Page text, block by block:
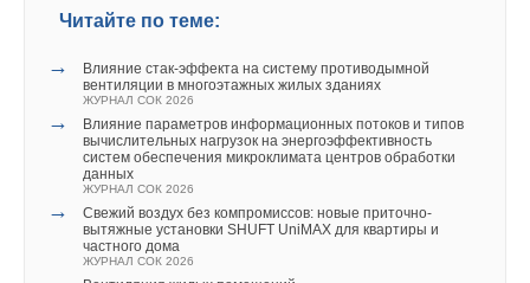
Читайте по теме:
→
Влияние стак‑эффекта на систему противодымной
вентиляции в многоэтажных жилых зданиях
ЖУРНАЛ СОК 2026
→
Влияние параметров информационных потоков и типов
вычислительных нагрузок на энергоэффективность
систем обеспечения микроклимата центров обработки
данных
ЖУРНАЛ СОК 2026
→
Свежий воздух без компромиссов: новые приточно-
вытяжные установки SHUFT UniMAX для квартиры и
частного дома
ЖУРНАЛ СОК 2026
перечислены ниже. Недостаточно проработанная
пример в этом случае — не все изготовители вихревых
расходомеров в методике поверки указывают на
необходимость создания в измерительном тракте
повышенного давления поверочной жидкости.
Непредоставление полной информации о производимых и
разрабатываемых приборах изготовителям установок.
Наличие такой информации у разработчиков установок
коэффициентов облученности поверхностей помещения
вертикального ограждения, разделится на две поверхности
сложной формы.
Дальнейшее перемещение приведет к постоянно
меняющимся величинам коэффициентов облученности всех
поверхностей помещения. Определение коэффициентов
облученности внутренних поверхностей и так представляет
серьезную задачу при условии наличия поверхности